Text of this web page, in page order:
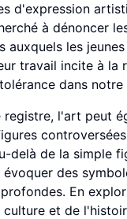
d'expression
à dénoncer
auxquels les
travail incite à la
dans notre
registre, l'art peut
delà de la simple
des
En
et de